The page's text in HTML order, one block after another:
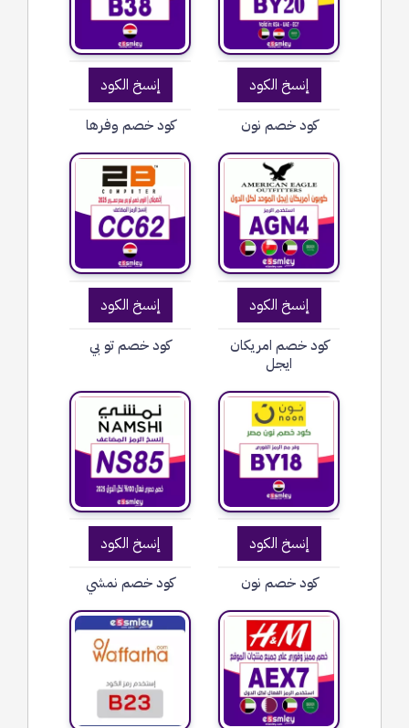
إنسخ الكود
كود خصم نون
إنسخ الكود
كود خصم وفرها
إنسخ الكود
كود خصم امريكان
ايجل
إنسخ الكود
كود خصم تو بي
إنسخ الكود
كود خصم نون
إنسخ الكود
كود خصم نمشي